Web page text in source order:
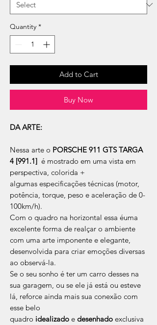
Quantity *
Add to Cart
Buy Now
DA ARTE:
Nessa arte o PORSCHE 911 GTS TARGA
4 [991.1] é mostrado em uma vista em
perspectiva, colorida +
algumas especificações técnicas (motor,
potência, torque, peso e aceleração de 0-
100km/h).
Com o quadro na horizontal essa éuma
excelente forma de realçar o ambiente
com uma arte imponente e elegante,
desenvolvida para criar emoções diversas
ao observá-la.
Se o seu sonho é ter um carro desses na
sua garagem, ou se ele já está ou esteve
lá, reforce ainda mais sua conexão com
esse belo
quadro idealizado e desenhado exclusiva